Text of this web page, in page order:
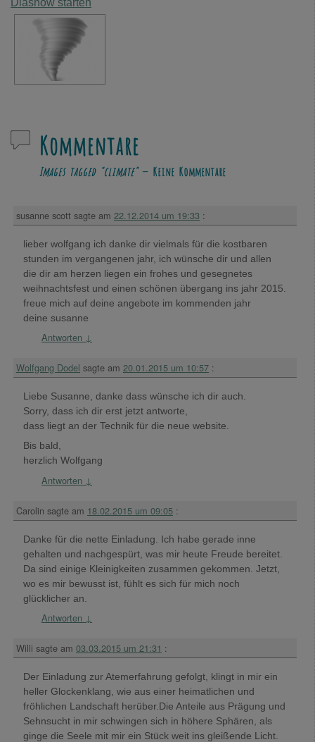
Diashow starten
Kommentare
Images tagged "climate"— Keine Kommentare
susanne scott sagte am 22.12.2014 um 19:33 :
lieber wolfgang ich danke dir vielmals für die kostbaren
stunden im vergangenen jahr, ich wünsche dir und allen
die dir am herzen liegen ein frohes und gesegnetes
weihnachtsfest und einen schönen übergang ins jahr 2015.
freue mich auf deine angebote im kommenden jahr
deine susanne
Antworten ↓
Wolfgang Dodel sagte am 20.01.2015 um 10:57 :
Liebe Susanne, danke dass wünsche ich dir auch.
Sorry, dass ich dir erst jetzt antworte,
dass liegt an der Technik für die neue website.
Bis bald,
herzlich Wolfgang
Antworten ↓
Carolin sagte am 18.02.2015 um 09:05 :
Danke für die nette Einladung. Ich habe gerade inne
gehalten und nachgespürt, was mir heute Freude bereitet.
Da sind einige Kleinigkeiten zusammen gekommen. Jetzt,
wo es mir bewusst ist, fühlt es sich für mich noch
glücklicher an.
Antworten ↓
Willi sagte am 03.03.2015 um 21:31 :
Der Einladung zur Atemerfahrung gefolgt, klingt in mir ein
heller Glockenklang, wie aus einer heimatlichen und
fröhlichen Landschaft herüber.Die Anteile aus Prägung und
Sehnsucht in mir schwingen sich in höhere Sphären, als
ginge die Seele mit mir ein Stück weit ins gleißende Licht.